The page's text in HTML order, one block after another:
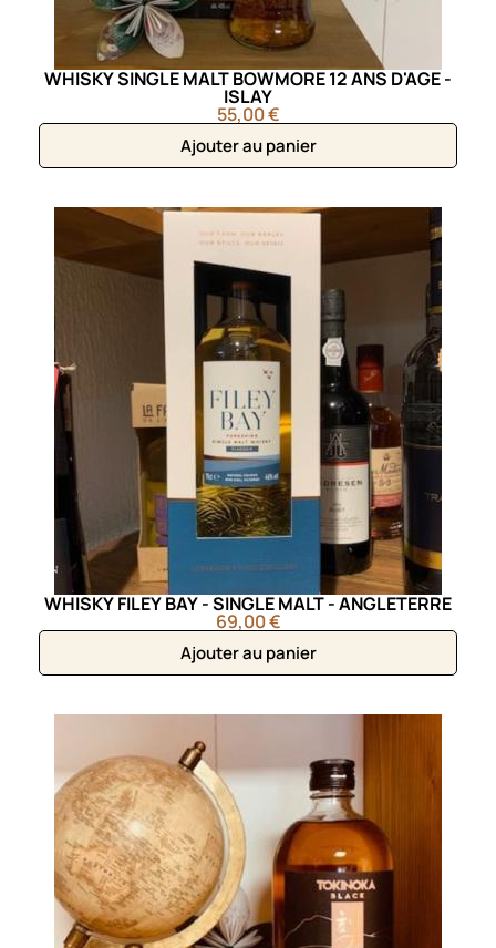
WHISKY SINGLE MALT BOWMORE 12 ANS D'AGE -
ISLAY
55,00 €
Ajouter au panier
WHISKY FILEY BAY - SINGLE MALT - ANGLETERRE
69,00 €
Ajouter au panier